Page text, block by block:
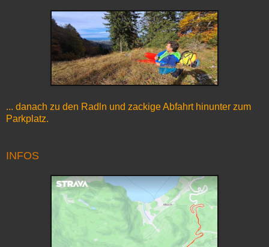
... danach zu den Radln und zackige Abfahrt hinunter zum
Parkplatz.
INFOS